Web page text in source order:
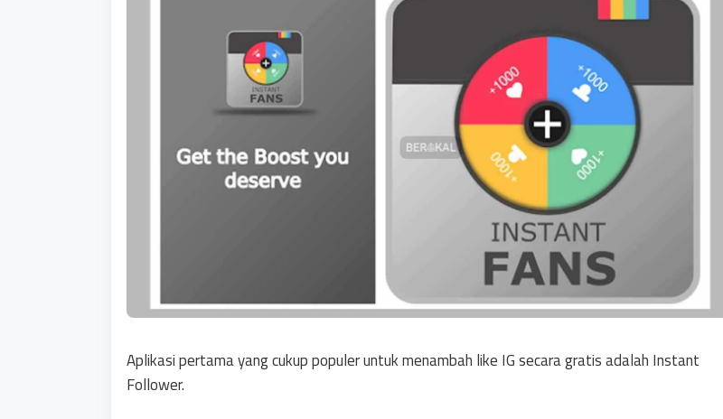
Aplikasi pertama yang cukup populer untuk menambah like IG secara gratis adalah Instant
Follower.